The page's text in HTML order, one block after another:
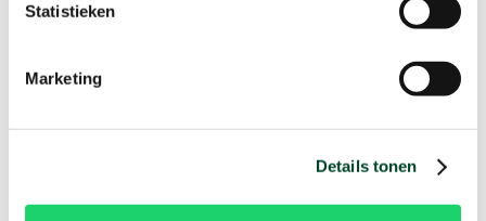
Statistieken
Marketing
Details tonen